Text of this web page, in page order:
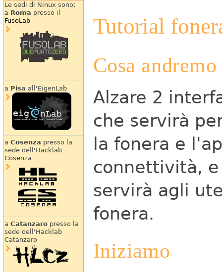
Le sedi di Ninux sono:
a Roma presso il
FusoLab
a Pisa all'EigenLab
a Cosenza presso la
sede dell'Hacklab
Cosenza
a Catanzaropresso la
sede dell'Hacklab
Catanzaro
Tutorial
Cosa
Alzare 2
che servirà
la fonera e
connettività,
servirà agli
fonera.
Iniziamo